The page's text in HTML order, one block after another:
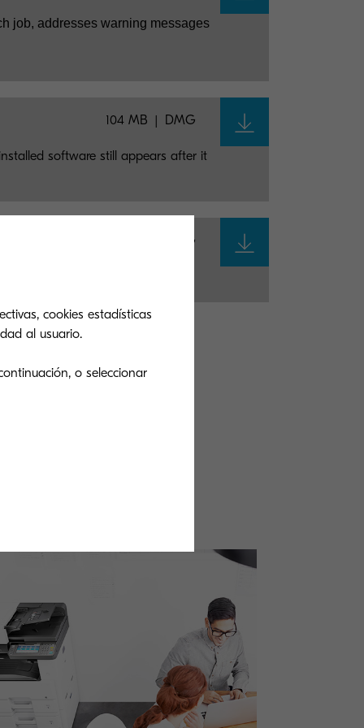
job, addresses warning messages
104 MB DMG
software still appears after it
DMG
cookies estadísticas
al usuario.
o seleccionar